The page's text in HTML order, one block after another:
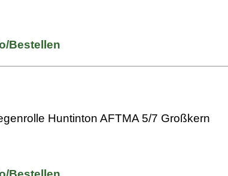
Bestellen
Huntinton AFTMA 5/7 Großkern